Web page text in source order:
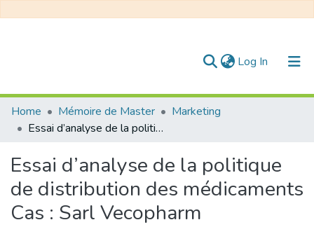
Log In (current)
Communities & Collections
All of DSpace
Statistics
Home Mémoire de Master
Marketing
Essai d’analyse de la politique de distribution des médicaments Cas : Sarl Vecopharm
Essai d’analyse de la politique
de distribution des médicaments
Cas : Sarl Vecopharm